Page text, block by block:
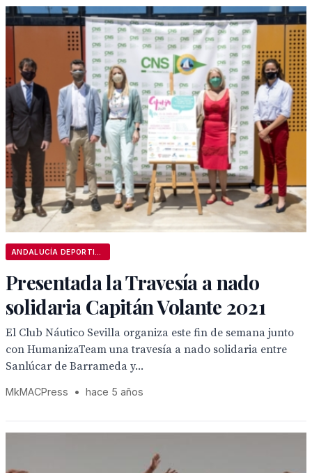
Presentada la Travesía a nado
solidaria Capitán Volante 2021
El Club Náutico Sevilla organiza este fin de semana junto
con HumanizaTeam una travesía a nado solidaria entre
Sanlúcar de Barrameda y...
MkMACPress • hace 5 años